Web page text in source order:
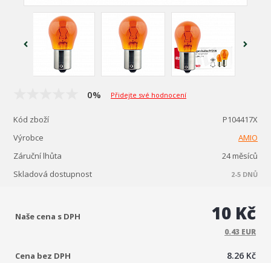
0% Přidejte své hodnocení
Kód zboží
P104417X
Výrobce
AMIO
Záruční lhůta
24 měsíců
Skladová dostupnost
2-5 DNŮ
Naše cena s DPH 10 Kč
0.43 EUR
Cena bez DPH 8.26 Kč